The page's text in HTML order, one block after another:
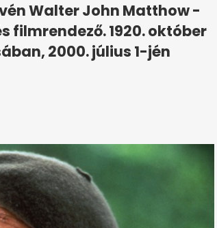
Walter John Matthow -
filmrendező. 1920. október
2000. július 1-jén